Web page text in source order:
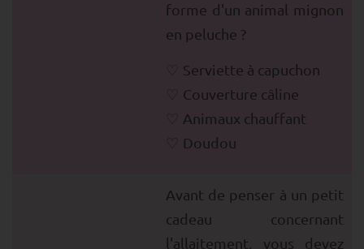
forme d'un animal mignon
en peluche ?
Serviette à capuchon
Couverture câline
Animaux chauffant
Doudou
Avant de penser à un petit
cadeau concernant
l'allaitement, vous devez